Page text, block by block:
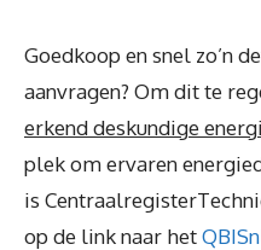
Goedkoop en snel zo’n
aanvragen? Om dit te
erkend deskundige
plek om ervaren
is
op de link naar het